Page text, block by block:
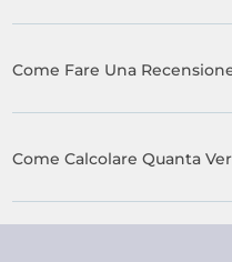
Come Fare Una
Come Calcolare Quanta